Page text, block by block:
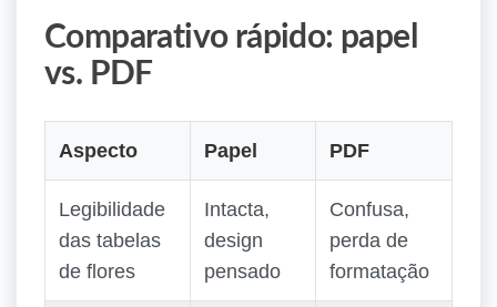
Comparativo rápido: papel
vs. PDF
Aspecto Papel PDF
Legibilidade
das tabelas
de flores
Intacta,
design
pensado
Confusa,
perda de
formatação